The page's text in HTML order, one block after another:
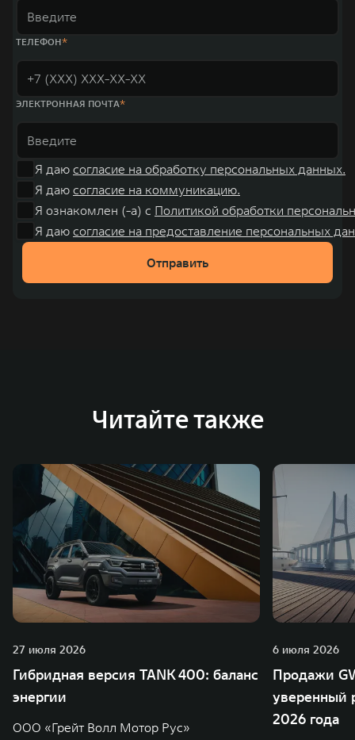
ТЕЛЕФОН
ЭЛЕКТРОННАЯ ПОЧТА
Я даю согласие на обработку персональных данных.
Я даю согласие на коммуникацию.
Я ознакомлен (-а) с Политикой обработки
Я даю согласие на предоставление персональных
Отправить
Читайте также
27 июля 2026
Гибридная версия TANK 400: баланс
энергии
ООО «Грейт Волл Мотор Рус»
6 июля 2026
Продажи
уверенный
2026 года